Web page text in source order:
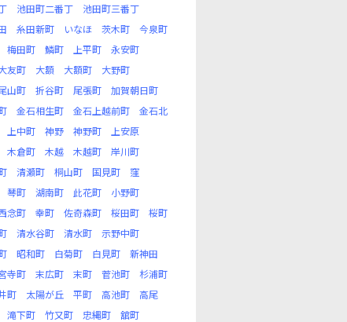
池田町二番丁
池田町三番丁
糸田新町 いなほ 茨木町
今泉町
梅田町 鱗町 上平町
永安町
友町 大額 大額町
大野町
山町 折谷町 尾張町
加賀朝日町
金石相生町 金石上越前町
金石北
上中町 神野 神野町
上安原
木倉町 木越 木越町
岸川町
清瀬町 桐山町 国見町
窪
琴町 湖南町 此花町
小野町
念町 幸町 佐奇森町 桜田町
桜町
清水谷町 清水町
示野中町
昭和町 白菊町 白見町
新神田
寺町 末広町 末町 菅池町
杉浦町
町 太陽が丘 平町 高池町
高尾
滝下町 竹又町 忠縄町
舘町